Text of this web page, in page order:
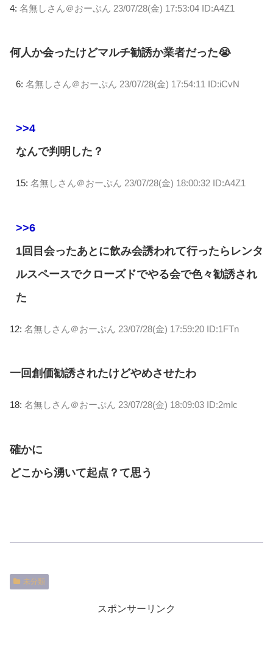
4: 名無しさん＠おーぷん 23/07/28(金) 17:53:04 ID:A4Z1
何人か会ったけどマルチ勧誘か業者だった😭
6: 名無しさん＠おーぷん 23/07/28(金) 17:54:11 ID:iCvN
>>4
なんで判明した？
15: 名無しさん＠おーぷん 23/07/28(金) 18:00:32 ID:A4Z1
>>6
1回目会ったあとに飲み会誘われて行ったらレンタ
ルスペースでクローズドでやる会で色々勧誘され
た
12: 名無しさん＠おーぷん 23/07/28(金) 17:59:20 ID:1FTn
一回創価勧誘されたけどやめさせたわ
18: 名無しさん＠おーぷん 23/07/28(金) 18:09:03 ID:2mlc
確かに
どこから湧いて起点？て思う
未分類
スポンサーリンク